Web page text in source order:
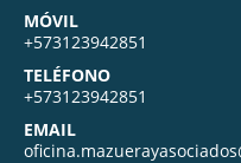
MÓVIL
+573123942851
TELÉFONO
+573123942851
EMAIL